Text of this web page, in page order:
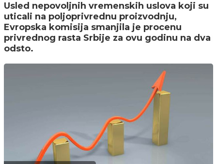
Usled nepovoljnih vremenskih uslova koji su
uticali na poljoprivrednu proizvodnju,
Evropska komisija smanjila je procenu
privrednog rasta Srbije za ovu godinu na dva
odsto.